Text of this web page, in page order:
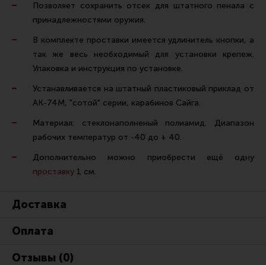
Разгрузочные системы и защита
Чехлы, рюкзаки, сумки
Фонари
Чистка, уход за оружием и релоадинг
Оружейная химия
Инструменты и другие аксессуары
Ершики, вишеры, переходники
Патчи
Релоадинг
Позволяет сохранить отсек для штатного пенала с
принадлежностями оружия.
В комплекте проставки имеется удлинитель кнопки, а
так же весь необходимый для установки крепеж.
Упаковка и инструкция по установке.
Устанавливается на штатный пластиковый приклад от
АК-74М, "сотой" серии, карабинов Сайга.
Материал: стеклонаполненый полиамид. Диапазон
рабочих температур от -40 до + 40.
Дополнительно можно приобрести ещё одну
проставку 1 см.
Доставка
Оплата
Отзывы (0)